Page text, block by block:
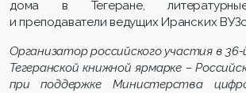
дома в Тегеране,
и преподаватели ведущих Иранских
Организатор российского участия в
Тегеранской книжной ярмарке –
при поддержке Министерства